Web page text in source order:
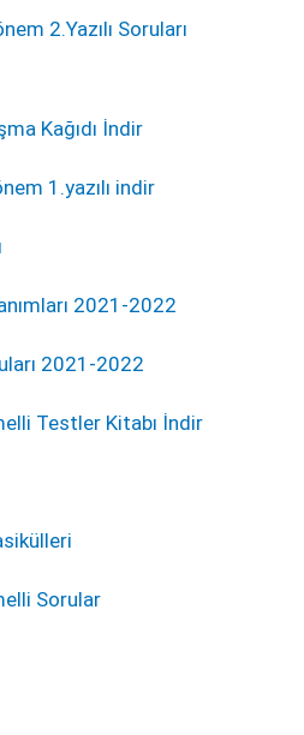
2.Yazılı Soruları
Kağıdı İndir
1.yazılı indir
2021-2022
2021-2022
Testler Kitabı İndir
Sorular